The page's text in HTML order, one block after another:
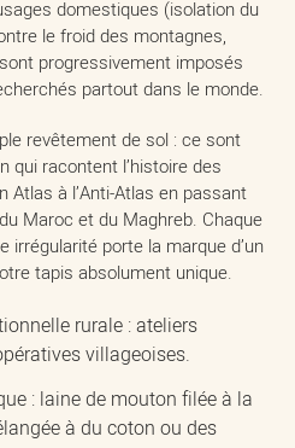
domestiques (isolation du
le froid des montagnes,
progressivement imposés
partout dans le monde.
revêtement de sol : ce sont
qui racontent l’histoire des
Atlas à l’Anti-Atlas en passant
Maroc et du Maghreb. Chaque
porte la marque d’un
tapis absolument unique.
rurale : ateliers
villageoises.
: laine de mouton filée à la
à du coton ou des